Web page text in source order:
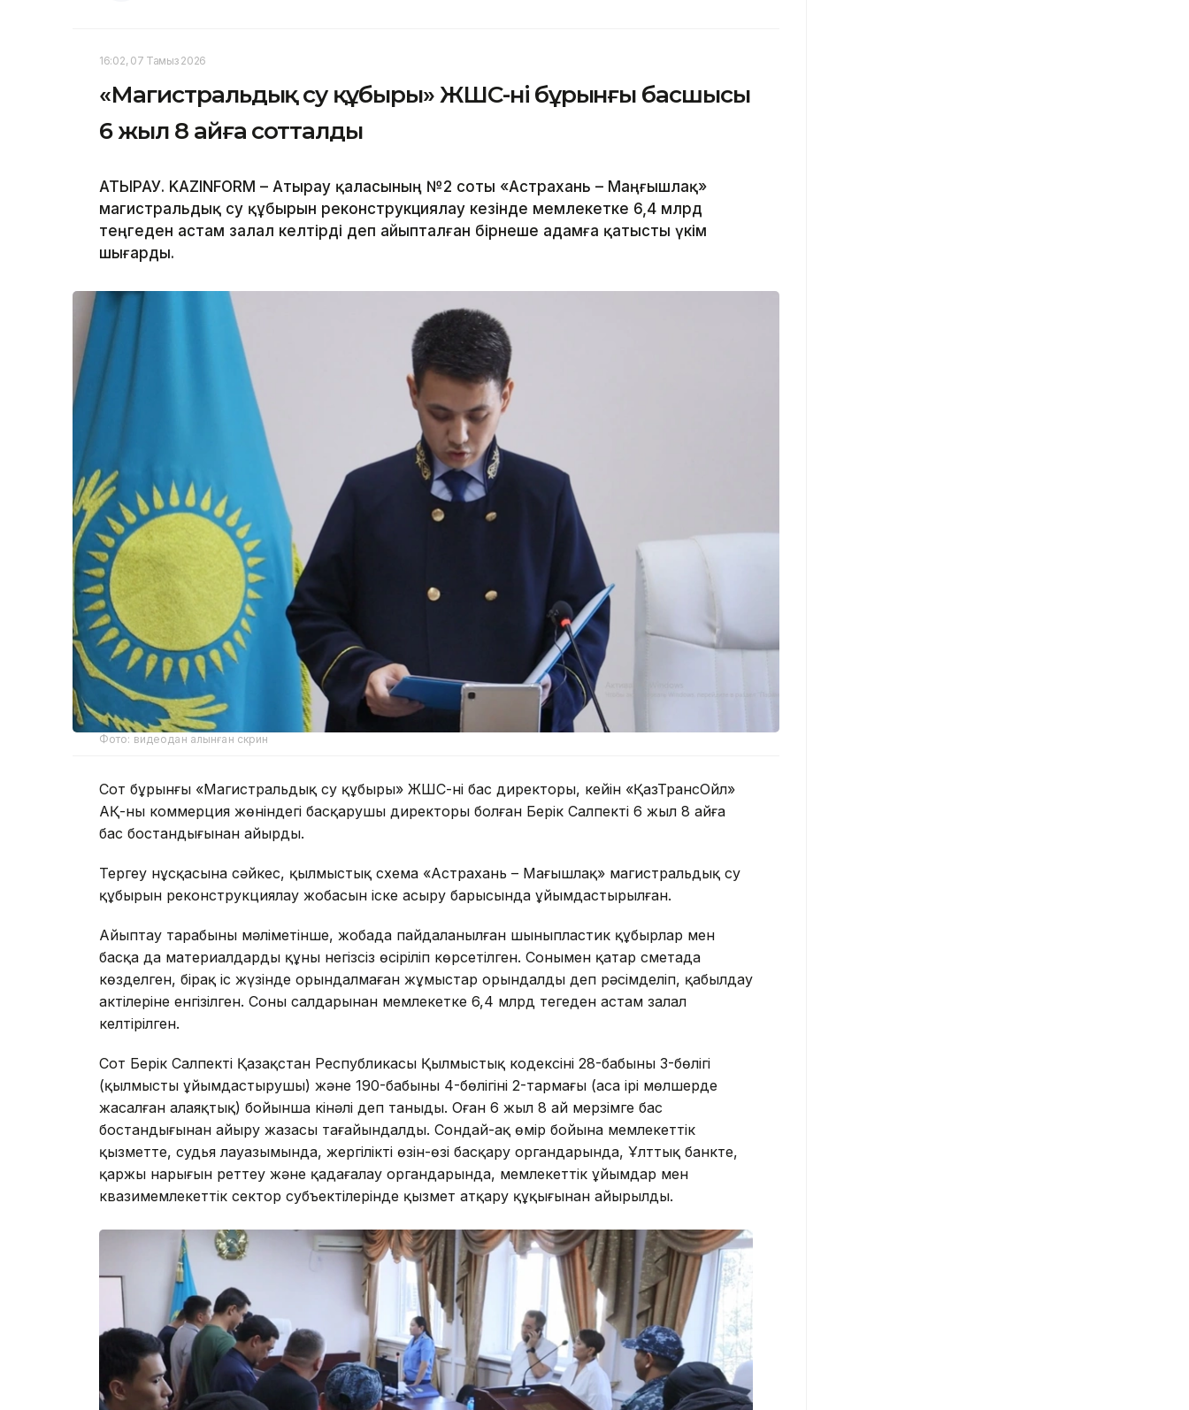
16:02, 07 Тамыз 2026
«Магистральдық су құбыры» ЖШС-нің бұрынғы басшысы
6 жыл 8 айға сотталды
АТЫРАУ. KAZINFORM – Атырау қаласының №2 соты «Астрахань – Маңғышлақ»
магистральдық су құбырын реконструкциялау кезінде мемлекетке 6,4 млрд
теңгеден астам залал келтірді деп айыпталған бірнеше адамға қатысты үкім
шығарды.
Фото: видеодан алынған скрин
Сот бұрынғы «Магистральдық су құбыры» ЖШС-нің бас директоры, кейін «ҚазТрансОйл»
АҚ-ның коммерция жөніндегі басқарушы директоры болған Берік Салпекті 6 жыл 8 айға
бас бостандығынан айырды.
Тергеу нұсқасына сәйкес, қылмыстық схема «Астрахань – Маңғышлақ» магистральдық су
құбырын реконструкциялау жобасын іске асыру барысында ұйымдастырылған.
Айыптау тарабының мәліметінше, жобада пайдаланылған шыныпластик құбырлар мен
басқа да материалдардың құны негізсіз өсіріліп көрсетілген. Сонымен қатар сметада
көзделген, бірақ іс жүзінде орындалмаған жұмыстар орындалды деп рәсімделіп, қабылдау
актілеріне енгізілген. Соның салдарынан мемлекетке 6,4 млрд теңгеден астам залал
келтірілген.
Сот Берік Салпекті Қазақстан Республикасы Қылмыстық кодексінің 28-бабының 3-бөлігі
(қылмысты ұйымдастырушы) және 190-бабының 4-бөлігінің 2-тармағы (аса ірі мөлшерде
жасалған алаяқтық) бойынша кінәлі деп таныды. Оған 6 жыл 8 ай мерзімге бас
бостандығынан айыру жазасы тағайындалды. Сондай-ақ өмір бойына мемлекеттік
қызметте, судья лауазымында, жергілікті өзін-өзі басқару органдарында, Ұлттық банкте,
қаржы нарығын реттеу және қадағалау органдарында, мемлекеттік ұйымдар мен
квазимемлекеттік сектор субъектілерінде қызмет атқару құқығынан айырылды.